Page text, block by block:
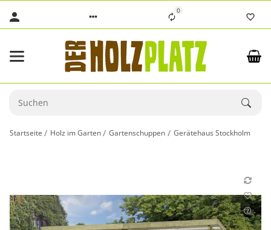
0
Startseite Holz im Garten Gartenschuppen Gerätehaus Stockholm